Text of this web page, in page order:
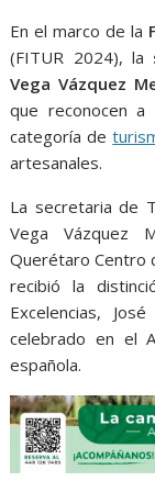
o
k
En el marco de la
(FITUR 2024), la
Vega Vázquez
que reconocen
categoría de
artesanales.
La secretaria de
Vega Vázquez
Querétaro Centro
recibió la
Excelencias,
celebrado en el
española.